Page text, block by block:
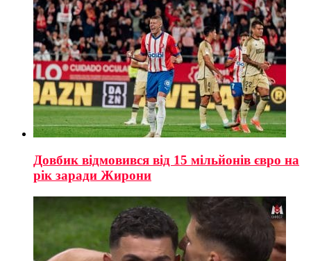
Довбик відмовився від 15 мільйонів євро на
рік заради Жирони